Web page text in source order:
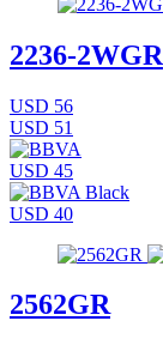
2236-2WGR
USD 56
USD 51
USD 45
USD 40
2562GR